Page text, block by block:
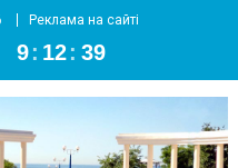
Реклама на сайті
9 : 12 : 40
Южный